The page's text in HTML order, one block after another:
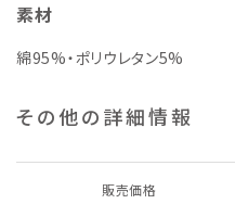
素材
綿95%・ポリウレタン5%
その他の詳細情報
販売価格